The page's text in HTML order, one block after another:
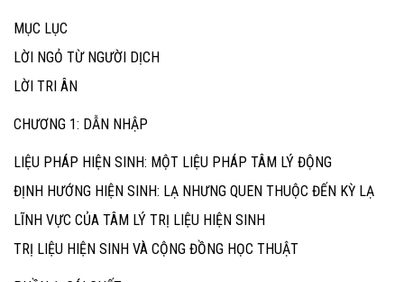
MỤC LỤC
LỜI NGỎ TỪ NGƯỜI DỊCH
LỜI TRI ÂN
CHƯƠNG 1: DẪN NHẬP
LIỆU PHÁP HIỆN SINH: MỘT LIỆU PHÁP TÂM LÝ ĐỘNG
ĐỊNH HƯỚNG HIỆN SINH: LẠ NHƯNG QUEN THUỘC ĐẾN KỲ LẠ
LĨNH VỰC CỦA TÂM LÝ TRỊ LIỆU HIỆN SINH
TRỊ LIỆU HIỆN SINH VÀ CỘNG ĐỒNG HỌC THUẬT